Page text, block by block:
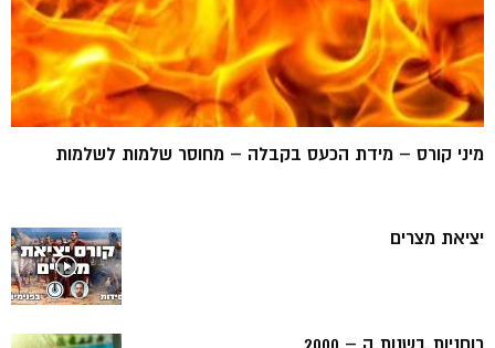
מיני קורס – מידת הכעס בקבלה – מחוסר שלמות לשלמות
יציאת מצרים